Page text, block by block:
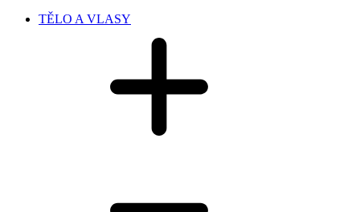
TĚLO A VLASY